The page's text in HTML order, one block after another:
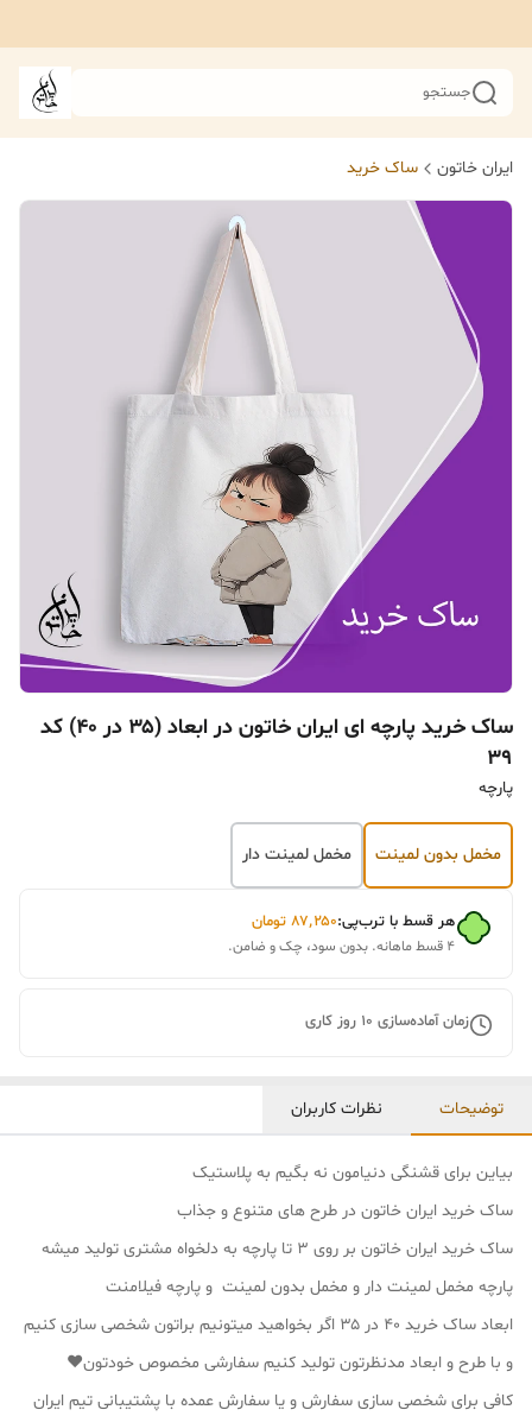
جستجو
ایران خاتون ساک خرید
ساک خرید پارچه ای ایران خاتون در ابعاد (۳۵ در ۴۰) کد
۳۹
پارچه
مخمل بدون لمینت مخمل لمینت دار
هر قسط با ترب‌پی:۸۷٬۲۵۰ تومان
۴ قسط ماهانه. بدون سود، چک و ضامن.
زمان آماده‌سازی 10 روز کاری
توضیحات نظرات کاربران
بیاین برای قشنگی دنیامون نه بگیم به پلاستیک
ساک خرید ایران خاتون در طرح های متنوع و جذاب
ساک خرید ایران خاتون بر روی ۳ تا پارچه به دلخواه مشتری تولید میشه
پارچه مخمل لمینت دار و مخمل بدون لمینت و پارچه فیلامنت
ابعاد ساک خرید ۴۰ در ۳۵ اگر بخواهید میتونیم براتون شخصی سازی کنیم
و با طرح و ابعاد مدنظرتون تولید کنیم سفارشی مخصوص خودتون❤
کافی برای شخصی سازی سفارش و یا سفارش عمده با پشتیبانی تیم ایران